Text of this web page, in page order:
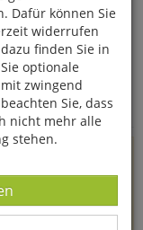
worden !
in unserem
Dafür können Sie
widerrufen
finden Sie in
optionale
zwingend
Sie, dass
nicht mehr alle
stehen.